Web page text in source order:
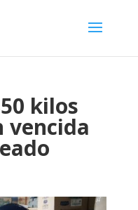
kilos
vencida